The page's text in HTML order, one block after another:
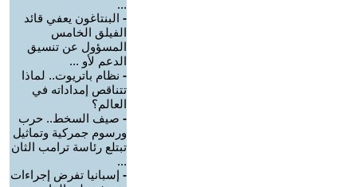
...
- البنتاغون يعفي قائد
الفيلق الخامس
المسؤول عن تنسيق
الدعم لأو ...
- نظام باتريوت.. لماذا
تتناقص إمداداته في
العالم؟
- صيف السخط.. حرب
ورسوم جمركية وتماثيل
تبتلع رئاسة ترامب الثان
...
- إسبانيا تفرض إجراءات